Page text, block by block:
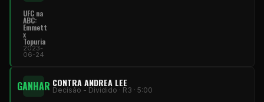
UFC na
ABC:
Emmett
x
Topuria
2023-
06-24
GANHAR CONTRA ANDREA LEE
Decisão - Dividido · R3 · 5:00